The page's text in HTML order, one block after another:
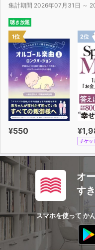
集計期間 2026年07月31日 ～
聴き放題
1位
¥550
2位
チケッ
オ
す
スマホを使って か